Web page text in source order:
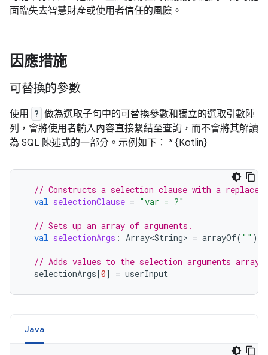
面臨失去智慧財產或使用者信任的風險。
因應措施
可替換的參數
使用 ? 做為選取子句中的可替換參數和獨立的選取引數陣
列，會將使用者輸入內容直接繫結至查詢，而不會將其解讀
為 SQL 陳述式的一部分。示例如下： * {Kotlin}
// Constructs a selection clause with a
val selectionClause = "var = ?"
// Sets up an array of arguments.
val selectionArgs : Array<String> = arrayOf( "" )
// Adds values to the selection arguments array.
selectionArgs[0] = userInput
Java